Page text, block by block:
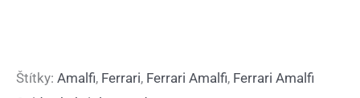
Štítky: Amalfi, Ferrari, Ferrari Amalfi, Ferrari Amalfi